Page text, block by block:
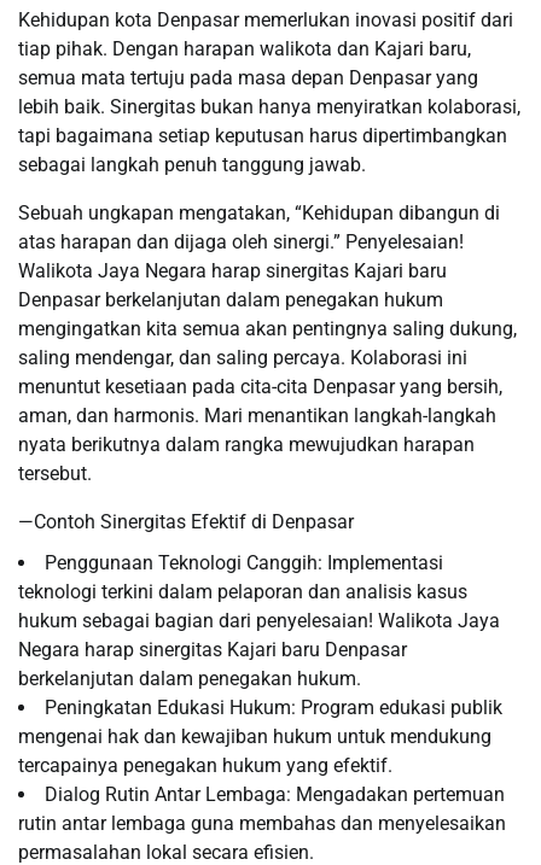
Kehidupan kota Denpasar memerlukan inovasi positif dari
tiap pihak. Dengan harapan walikota dan Kajari baru,
semua mata tertuju pada masa depan Denpasar yang
lebih baik. Sinergitas bukan hanya menyiratkan kolaborasi,
tapi bagaimana setiap keputusan harus dipertimbangkan
sebagai langkah penuh tanggung jawab.
Sebuah ungkapan mengatakan, “Kehidupan dibangun di
atas harapan dan dijaga oleh sinergi.” Penyelesaian!
Walikota Jaya Negara harap sinergitas Kajari baru
Denpasar berkelanjutan dalam penegakan hukum
mengingatkan kita semua akan pentingnya saling dukung,
saling mendengar, dan saling percaya. Kolaborasi ini
menuntut kesetiaan pada cita-cita Denpasar yang bersih,
aman, dan harmonis. Mari menantikan langkah-langkah
nyata berikutnya dalam rangka mewujudkan harapan
tersebut.
—Contoh Sinergitas Efektif di Denpasar
Penggunaan Teknologi Canggih: Implementasi
teknologi terkini dalam pelaporan dan analisis kasus
hukum sebagai bagian dari penyelesaian! Walikota Jaya
Negara harap sinergitas Kajari baru Denpasar
berkelanjutan dalam penegakan hukum.
Peningkatan Edukasi Hukum: Program edukasi publik
mengenai hak dan kewajiban hukum untuk mendukung
tercapainya penegakan hukum yang efektif.
Dialog Rutin Antar Lembaga: Mengadakan pertemuan
rutin antar lembaga guna membahas dan menyelesaikan
permasalahan lokal secara efisien.